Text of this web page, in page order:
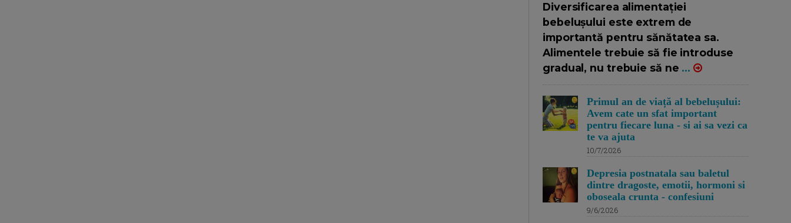
Diversificarea alimentației
bebelușului este extrem de
importantă pentru sănătatea sa.
Alimentele trebuie să fie introduse
gradual, nu trebuie să ne ...
Primul an de viață al bebelușului:
Avem cate un sfat important
pentru fiecare luna - si ai sa vezi ca
te va ajuta
10/7/2026
Depresia postnatala sau baletul
dintre dragoste, emotii, hormoni si
oboseala crunta - confesiuni
9/6/2026